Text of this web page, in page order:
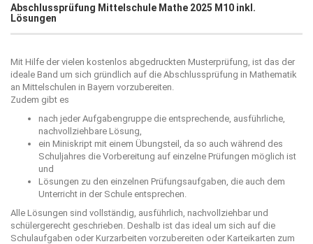
Abschlussprüfung Mittelschule Mathe 2025 M10 inkl.
Lösungen
Mit Hilfe der vielen kostenlos abgedruckten Musterprüfung, ist das der
ideale Band um sich gründlich auf die Abschlussprüfung in Mathematik
an Mittelschulen in Bayern vorzubereiten.
Zudem gibt es
nach jeder Aufgabengruppe die entsprechende, ausführliche,
nachvollziehbare Lösung,
ein Miniskript mit einem Übungsteil, da so auch während des
Schuljahres die Vorbereitung auf einzelne Prüfungen möglich ist
und
Lösungen zu den einzelnen Prüfungsaufgaben, die auch dem
Unterricht in der Schule entsprechen.
Alle Lösungen sind vollständig, ausführlich, nachvollziehbar und
schülergerecht geschrieben. Deshalb ist das ideal um sich auf die
Schulaufgaben oder Kurzarbeiten vorzubereiten oder Karteikarten zum